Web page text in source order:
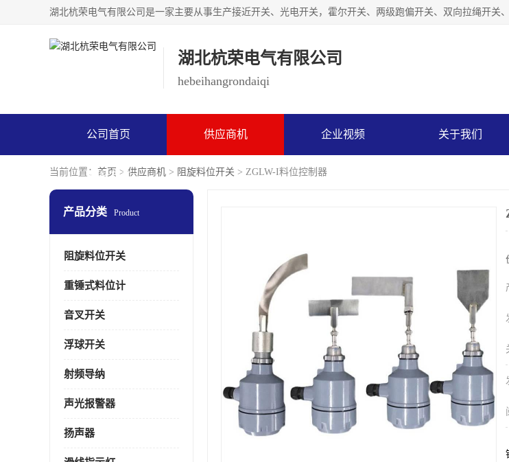
湖北杭荣电气有限公司
hebeihangrondaiqi
公司首页 供应商机 企业视频 关于我们
联系方式
当前位置： 首页 > 供应商机 > 阻旋料位开关 > ZGLW-I料位控制器
产品分类 Product
阻旋料位开关
重锤式料位计
音叉开关
浮球开关
射频导纳
声光报警器
扬声器